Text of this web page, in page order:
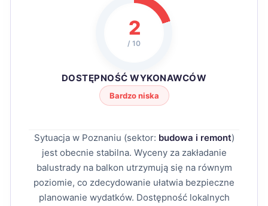
2
/ 10
DOSTĘPNOŚĆ WYKONAWCÓW
Bardzo niska
Sytuacja w Poznaniu (sektor: budowa i remont)
jest obecnie stabilna. Wyceny za zakładanie
balustrady na balkon utrzymują się na równym
poziomie, co zdecydowanie ułatwia bezpieczne
planowanie wydatków. Dostępność lokalnych